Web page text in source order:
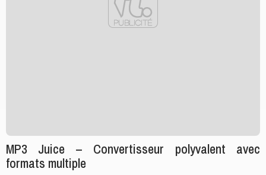
MP3 Juice – Convertisseur polyvalent avec
formats multiple